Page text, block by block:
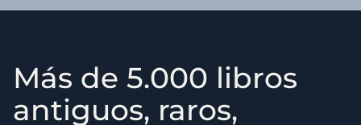
Más de 5.000 libros
antiguos, raros,